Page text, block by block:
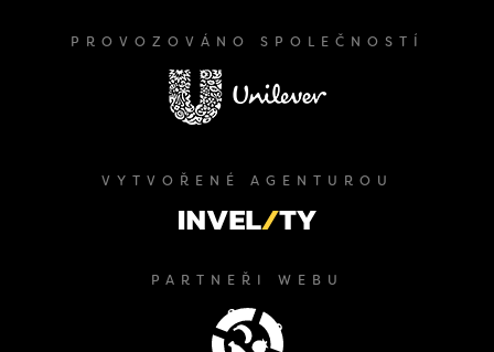
PROVOZOVÁNO SPOLEČNOSTÍ
VYTVOŘENÉ AGENTUROU
PARTNEŘI WEBU